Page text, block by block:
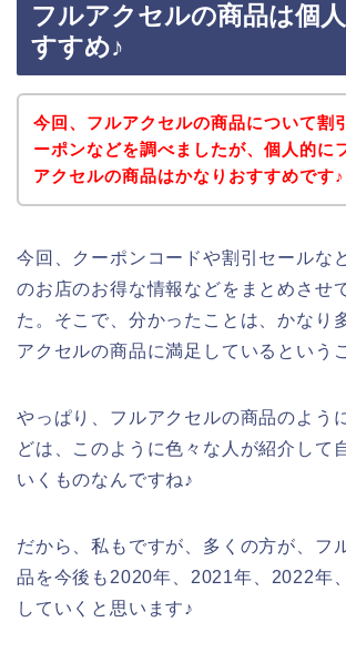
フルアクセルの商品は個
すすめ♪
今回、フルアクセルの商品について割
ーポンなどを調べましたが、個人的に
アクセルの商品はかなりおすすめです♪
今回、クーポンコードや割引セールな
のお店のお得な情報などをまとめさせ
た。そこで、分かったことは、かなり
アクセルの商品に満足しているという
やっぱり、フルアクセルの商品のよう
どは、このように色々な人が紹介して
いくものなんですね♪
だから、私もですが、多くの方が、フ
品を今後も2020年、2021年、2022年
していくと思います♪